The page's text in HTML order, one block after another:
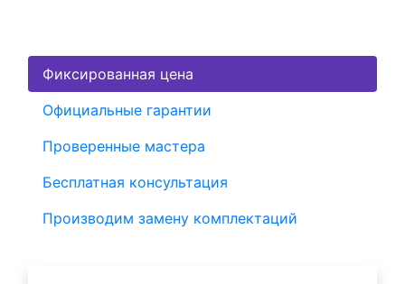
Фиксированная цена
Официальные гарантии
Проверенные мастера
Бесплатная консультация
Производим замену комплектаций